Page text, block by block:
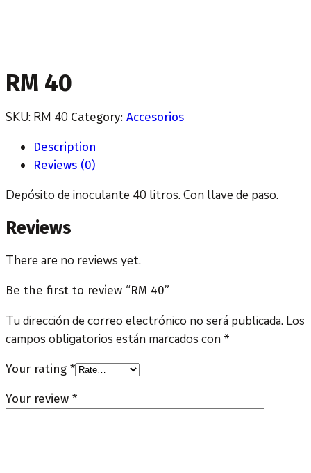
RM 40
SKU: RM 40 Category: Accesorios
Description
Reviews (0)
Depósito de inoculante 40 litros. Con llave de paso.
Reviews
There are no reviews yet.
Be the first to review “RM 40”
Tu dirección de correo electrónico no será publicada. Los
campos obligatorios están marcados con *
Your rating *
Your review *